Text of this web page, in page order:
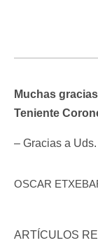
Muchas
Teniente
– Gracias a Uds.
OSCAR
ARTÍCULOS